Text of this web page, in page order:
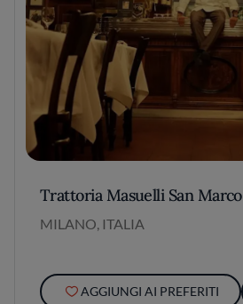
Trattoria Masuelli San Marco
MILANO, ITALIA
AGGIUNGI AI PREFERITI